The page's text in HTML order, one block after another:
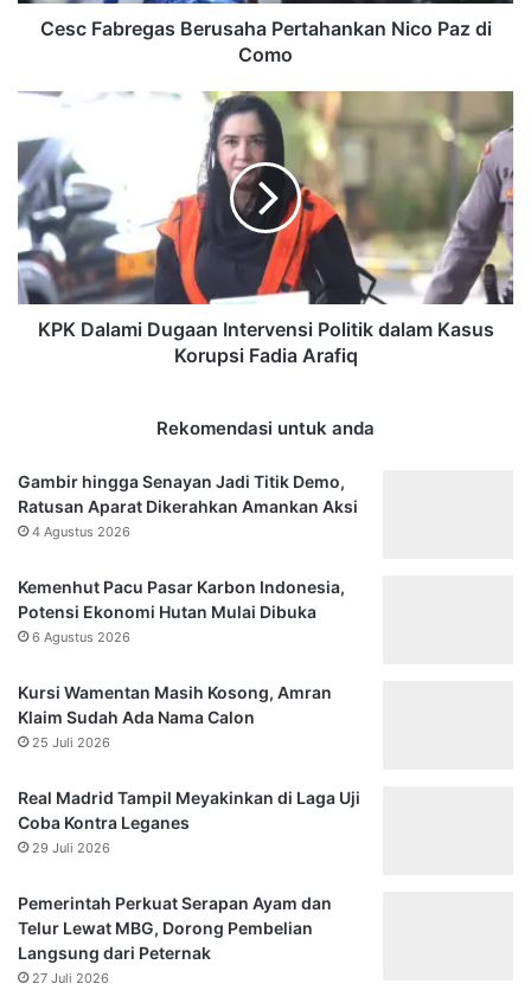
Cesc Fabregas Berusaha Pertahankan Nico Paz di
Como
KPK
Dugaan
Intervensi
Politik
dalam
Kasus
Korupsi
Fadia
Arafiq
KPK Dalami Dugaan Intervensi Politik dalam Kasus
Korupsi Fadia Arafiq
Rekomendasi untuk anda
Gambir hingga Senayan Jadi Titik Demo,
Ratusan Aparat Dikerahkan Amankan Aksi
4 Agustus 2026
Kemenhut Pacu Pasar Karbon Indonesia,
Potensi Ekonomi Hutan Mulai Dibuka
6 Agustus 2026
Kursi Wamentan Masih Kosong, Amran
Klaim Sudah Ada Nama Calon
25 Juli 2026
Real Madrid Tampil Meyakinkan di Laga Uji
Coba Kontra Leganes
29 Juli 2026
Pemerintah Perkuat Serapan Ayam dan
Telur Lewat MBG, Dorong Pembelian
Langsung dari Peternak
27 Juli 2026